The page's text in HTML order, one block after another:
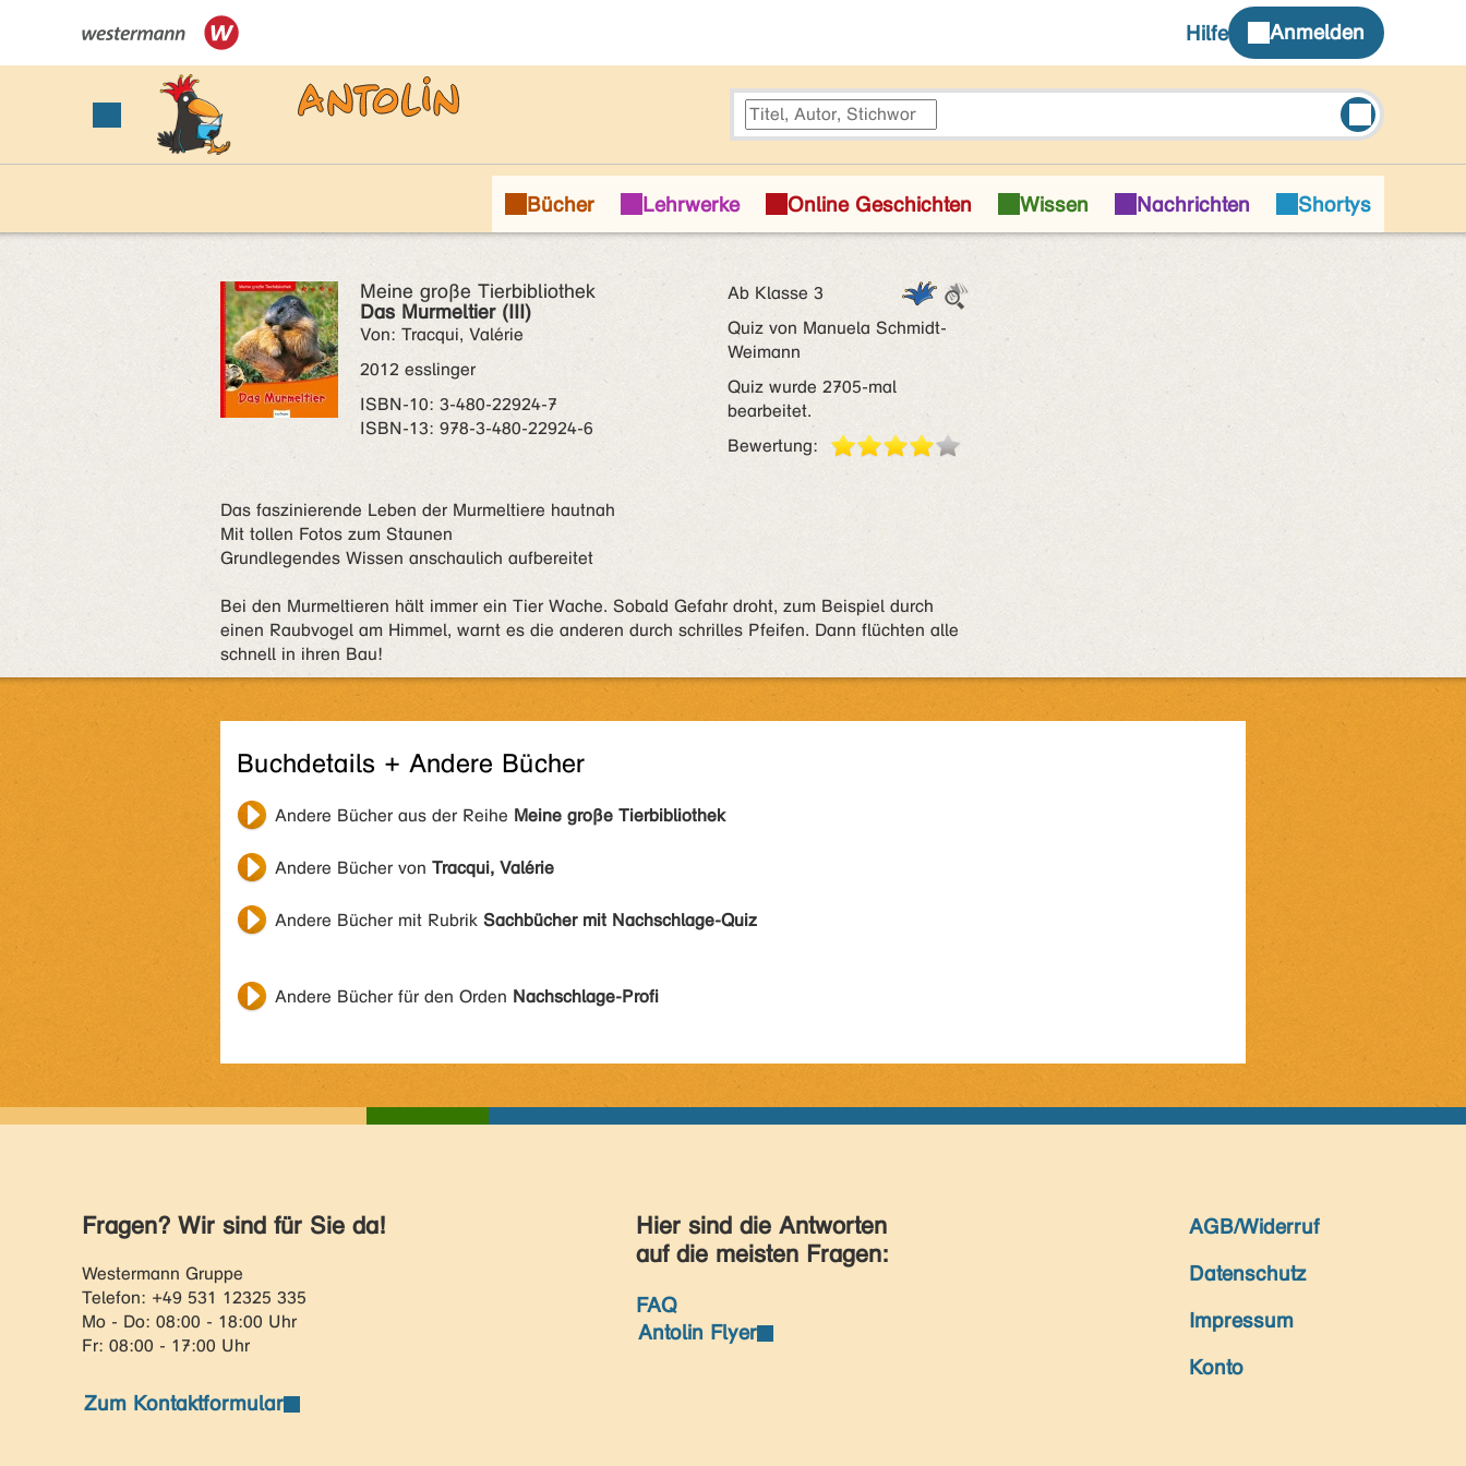
Meine große Tierbibliothek
Das Murmeltier (III)
Von: Tracqui, Valérie
2012 esslinger
ISBN‑10: 3-480-22924-7
ISBN‑13: 978-3-480-22924-6
Ab Klasse 3
Quiz von Manuela Schmidt-
Weimann
Quiz wurde 2705-mal
bearbeitet.
Bewertung:
Das faszinierende Leben der Murmeltiere hautnah
Mit tollen Fotos zum Staunen
Grundlegendes Wissen anschaulich aufbereitet
Bei den Murmeltieren hält immer ein Tier Wache. Sobald Gefahr droht, zum Beispiel durch
einen Raubvogel am Himmel, warnt es die anderen durch schrilles Pfeifen. Dann flüchten alle
schnell in ihren Bau!
Buchdetails + Andere Bücher
Andere Bücher aus der Reihe Meine große Tierbibliothek
Andere Bücher von Tracqui, Valérie
Andere Bücher mit Rubrik Sachbücher mit Nachschlage-Quiz
Andere Bücher für den Orden Nachschlage-Profi